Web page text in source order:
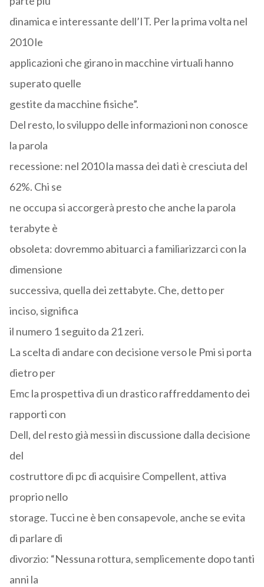
dinamica e interessante dell’IT. Per la prima volta nel
2010 le
applicazioni che girano in macchine virtuali hanno
superato quelle
gestite da macchine fisiche”.
Del resto, lo sviluppo delle informazioni non conosce
la parola
recessione: nel 2010 la massa dei dati è cresciuta del
62%. Chi se
ne occupa si accorgerà presto che anche la parola
terabyte è
obsoleta: dovremmo abituarci a familiarizzarci con la
dimensione
successiva, quella dei zettabyte. Che, detto per
inciso, significa
il numero 1 seguito da 21 zeri.
La scelta di andare con decisione verso le Pmi si porta
dietro per
Emc la prospettiva di un drastico raffreddamento dei
rapporti con
Dell, del resto già messi in discussione dalla decisione
del
costruttore di pc di acquisire Compellent, attiva
proprio nello
storage. Tucci ne è ben consapevole, anche se evita
di parlare di
divorzio: “Nessuna rottura, semplicemente dopo tanti
anni la